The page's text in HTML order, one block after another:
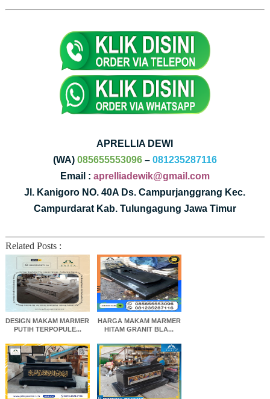
APRELLIA DEWI
(WA) 085655553096– 081235287116
Email : aprelliadewik@gmail.com
Jl. Kanigoro NO. 40A Ds. Campurjanggrang Kec.
Campurdarat Kab. Tulungagung Jawa Timur
Related Posts :
DESIGN MAKAM MARMER
PUTIH TERPOPULE...
HARGA MAKAM MARMER
HITAM GRANIT BLA...